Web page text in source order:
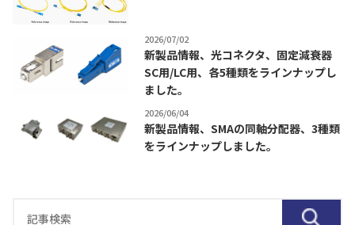
2026/07/02
新製品情報、光コネクタ、固定減衰器
SC用/LC用、各5種類をラインナップし
ました。
2026/06/04
新製品情報、SMAの同軸分配器、3種類
をラインナップしました。